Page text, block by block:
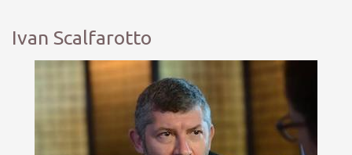
Ivan Scalfarotto